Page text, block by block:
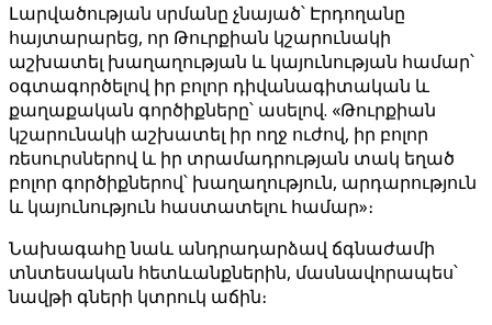
Լարվածության սրմանը չնայած՝ Էրդողանը
հայտարարեց, որ Թուրքիան կշարունակի
աշխատել խաղաղության և կայունության համար՝
օգտագործելով իր բոլոր դիվանագիտական ​​և
քաղաքական գործիքները՝ ասելով. «Թուրքիան
կշարունակի աշխատել իր ողջ ուժով, իր բոլոր
ռեսուրսներով և իր տրամադրության տակ եղած
բոլոր գործիքներով՝ խաղաղություն, արդարություն
և կայունություն հաստատելու համար»։
Նախագահը նաև անդրադարձավ ճգնաժամի
տնտեսական հետևանքներին, մասնավորապես՝
նավթի գների կտրուկ աճին։